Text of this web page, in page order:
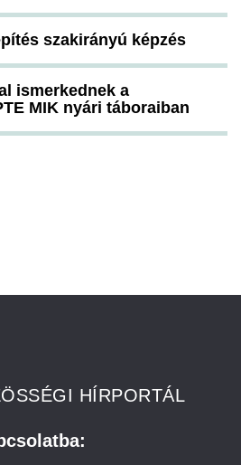
szakirányú képzés
ismerkednek a
MIK nyári táboraiban
HÍRPORTÁL